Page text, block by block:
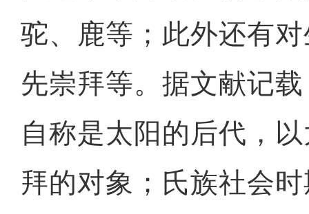
驼、鹿等；此外还有
先崇拜等。据文献记
自称是太阳的后代，
拜的对象；氏族社会